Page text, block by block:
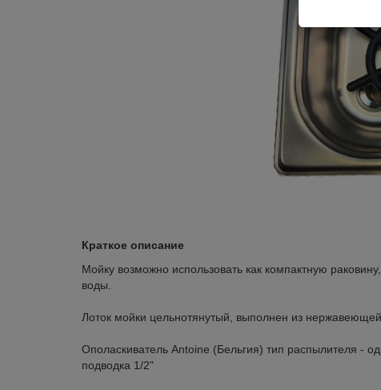
Краткое описание
Мойку возможно использовать как компактную
воды.
Лоток мойки цельнотянутый, выполнен из
Ополаскиватель Antoine (Бельгия) тип распылителя -
подводка 1/2"